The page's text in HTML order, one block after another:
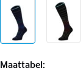
Maattabel: